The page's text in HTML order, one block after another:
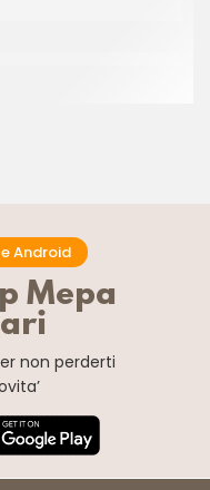
Android
Mepa
non perderti